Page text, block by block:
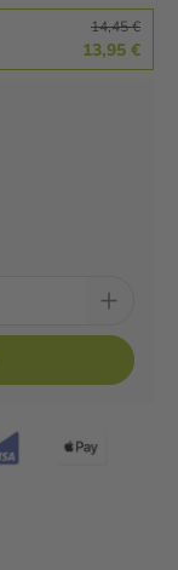
14,45 €
13,95 €